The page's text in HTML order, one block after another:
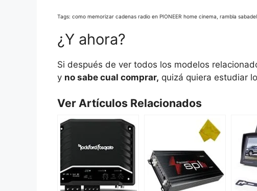
Tags: como memorizar cadenas radio en PIONEER home cinema, rambla
¿Y ahora?
Si después de ver todos los modelos
y no sabe cual comprar, quizá quiera estudiar
Ver Artículos Relacionados